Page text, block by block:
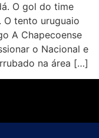
O gol do time
O tento uruguaio
A Chapecoense
o Nacional e
na área […]